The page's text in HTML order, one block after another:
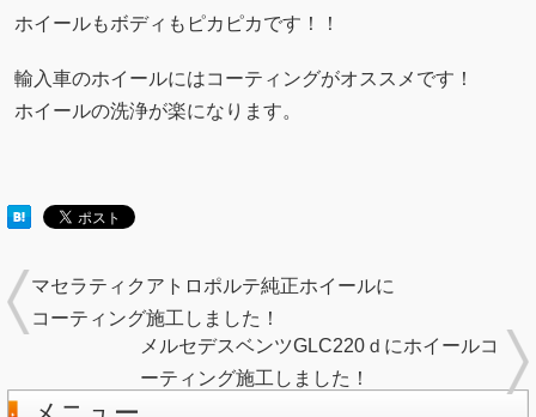
ホイールもボディもピカピカです！！
輸入車のホイールにはコーティングがオススメです！
ホイールの洗浄が楽になります。
マセラティクアトロポルテ純正ホイールに
コーティング施工しました！
メルセデスベンツGLC220ｄにホイールコ
ーティング施工しました！